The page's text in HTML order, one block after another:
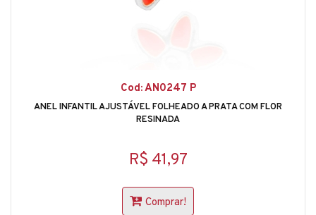
Cod: AN0247 P
ANEL INFANTIL AJUSTÁVEL FOLHEADO A PRATA COM FLOR
RESINADA
R$ 41,97
Comprar!